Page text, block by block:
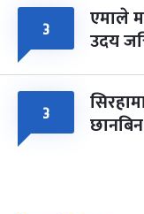
३ एमाले
उदय
३